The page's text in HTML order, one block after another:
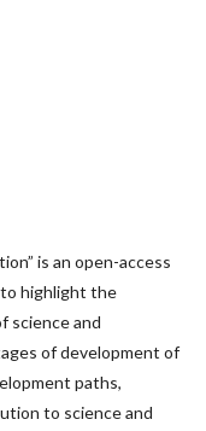
is an open-access
to highlight the
science and
of development of
paths,
to science and